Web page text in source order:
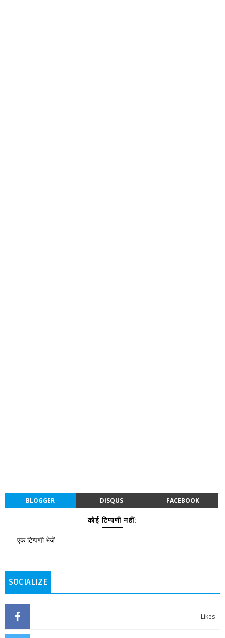
BLOGGER DISQUS FACEBOOK
कोई टिप्पणी नहीं:
एक टिप्पणी भेजें
SOCIALIZE
Likes